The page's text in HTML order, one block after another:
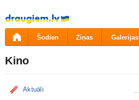
Pāriet
uz
saturu
Šodien Ziņas Galerijas
Kino
Aktuāli